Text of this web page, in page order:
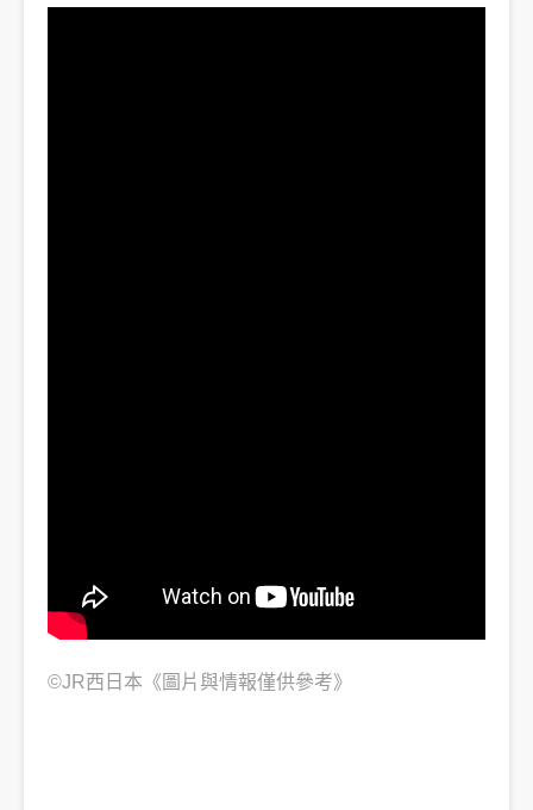
©JR西日本《 圖片與情報僅供參考》